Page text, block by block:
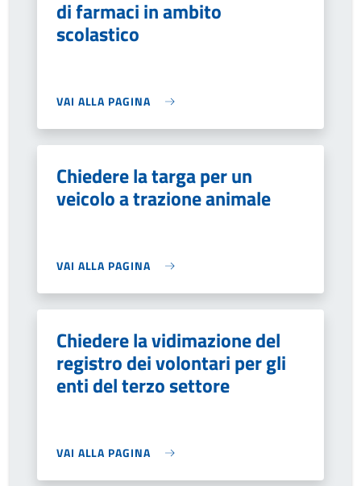
di farmaci in ambito
scolastico
VAI ALLA PAGINA
Chiedere la targa per un
veicolo a trazione animale
VAI ALLA PAGINA
Chiedere la vidimazione del
registro dei volontari per gli
enti del terzo settore
VAI ALLA PAGINA